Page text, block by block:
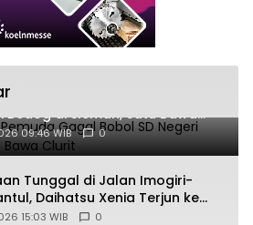
Warga, 2 Pemuda Gagal Bobol
Bedog di Sleman, Satu Bawa
09:46 WIB 0
Tunggal di Jalan Imogiri-
Daihatsu Xenia Terjun ke
15:03 WIB 0